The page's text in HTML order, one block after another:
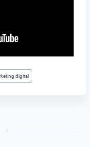
digital